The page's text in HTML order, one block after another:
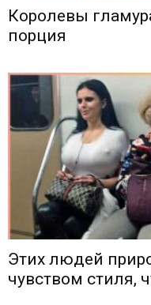
Королевы
порция
Этих людей
чувством стиля,